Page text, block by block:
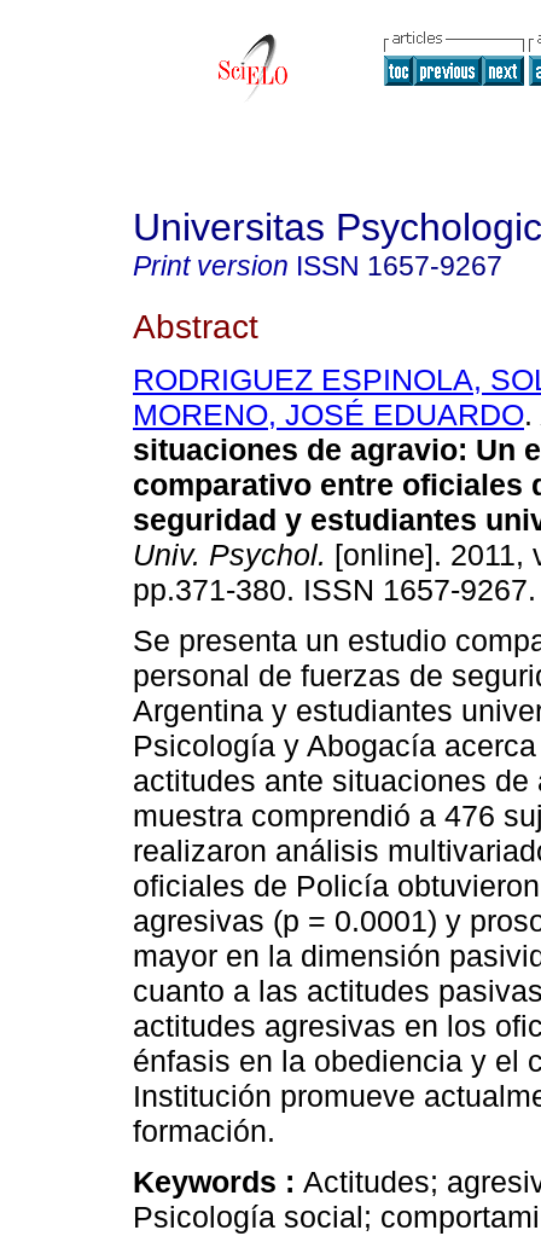
Universitas
Print version ISSN 1657-9267
Abstract
RODRIGUEZ ESPINOLA,
MORENO, JOSÉ EDUARDO.
situaciones de agravio: Un
comparativo entre oficiales
seguridad y estudiantes
Univ. Psychol. [online]. 2011,
pp.371-380. ISSN 1657-9267.
Se presenta un estudio
personal de fuerzas de
Argentina y estudiantes
Psicología y Abogacía
actitudes ante situaciones de
muestra comprendió a 476
realizaron análisis
oficiales de Policía
agresivas (p = 0.0001) y
mayor en la dimensión
cuanto a las actitudes
actitudes agresivas en los
énfasis en la obediencia y el
Institución promueve
formación.
Keywords : Actitudes;
Psicología social;